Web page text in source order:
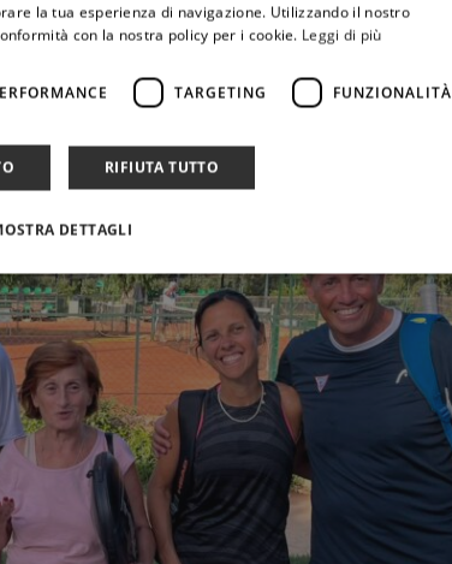
la tua esperienza di navigazione. Utilizzando il nostro
con la nostra policy per i cookie. Leggi di più
TARGETING FUNZIONALITÀ
RIFIUTA TUTTO
DETTAGLI